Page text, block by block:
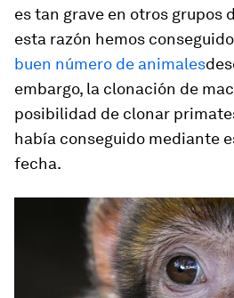
es tan grave en otros grupos
esta razón hemos
buen número de animales
embargo, la clonación de
posibilidad de clonar
había conseguido mediante
fecha.